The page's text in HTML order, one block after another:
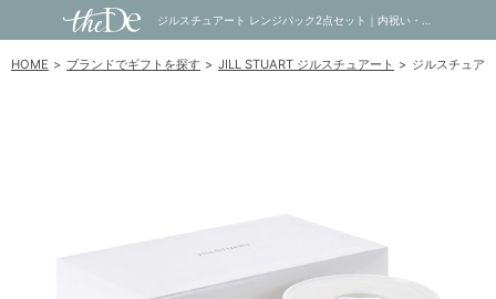
HOME ブランドでギフトを探す JILL STUART ジルスチュアート ジルスチュア